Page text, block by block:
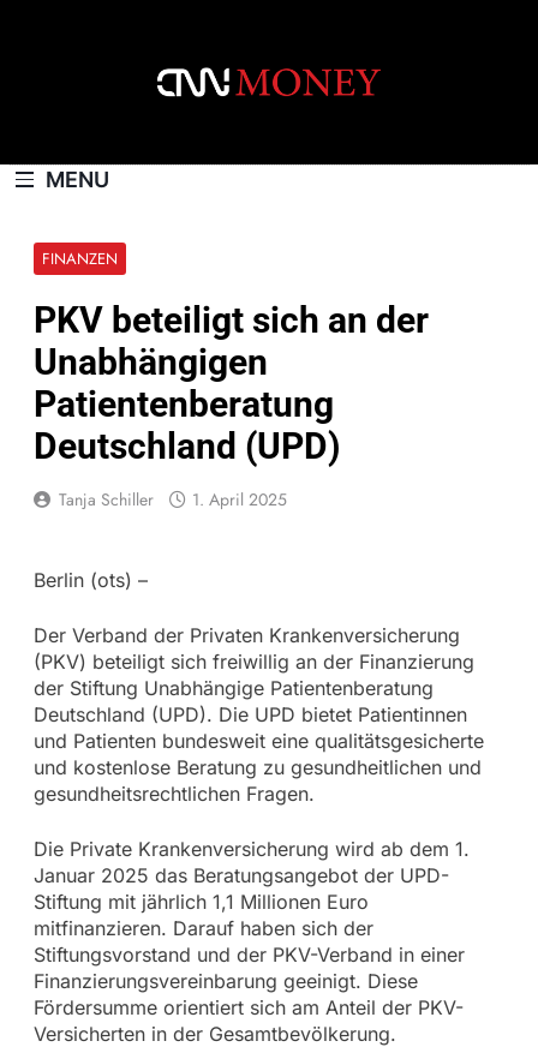
MENU
FINANZEN
PKV beteiligt sich an der
Unabhängigen
Patientenberatung
Deutschland (UPD)
Tanja Schiller 1. April 2025
Berlin (ots) –
Der Verband der Privaten Krankenversicherung
(PKV) beteiligt sich freiwillig an der Finanzierung
der Stiftung Unabhängige Patientenberatung
Deutschland (UPD). Die UPD bietet Patientinnen
und Patienten bundesweit eine qualitätsgesicherte
und kostenlose Beratung zu gesundheitlichen und
gesundheitsrechtlichen Fragen.
Die Private Krankenversicherung wird ab dem 1.
Januar 2025 das Beratungsangebot der UPD-
Stiftung mit jährlich 1,1 Millionen Euro
mitfinanzieren. Darauf haben sich der
Stiftungsvorstand und der PKV-Verband in einer
Finanzierungsvereinbarung geeinigt. Diese
Fördersumme orientiert sich am Anteil der PKV-
Versicherten in der Gesamtbevölkerung.